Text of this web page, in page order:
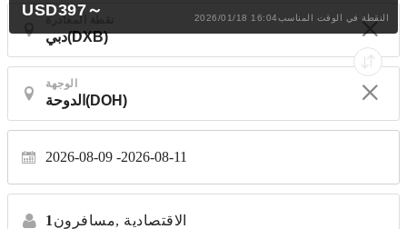
الوجهة
2026-08-09 2026-08-11
1 مسافرون, الاقتصادية
USD397～ 2026/01/18 16:04النقطة في الوقت المناسب